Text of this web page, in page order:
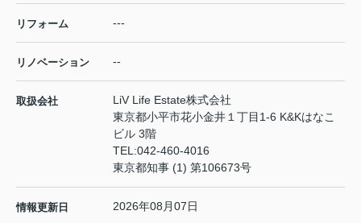
リフォーム ---
リノベーション --
取扱会社
LiV Life Estate株式会社
東京都小平市花小金井１丁目1-6 K&Kはなこ
ビル 3階
TEL:042-460-4016
東京都知事 (1) 第106673号
情報更新日 2026年08月07日